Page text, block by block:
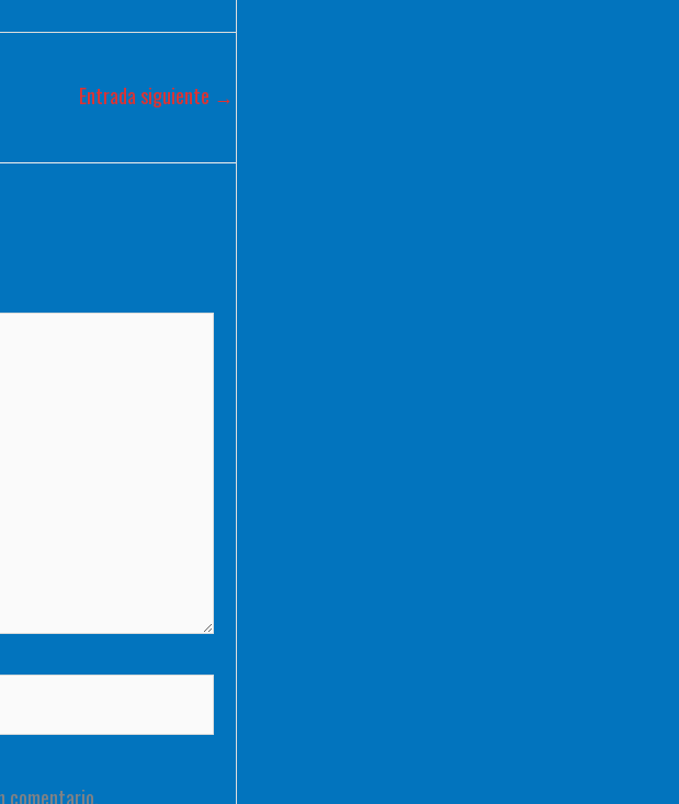
Entrada siguiente →
comentario.